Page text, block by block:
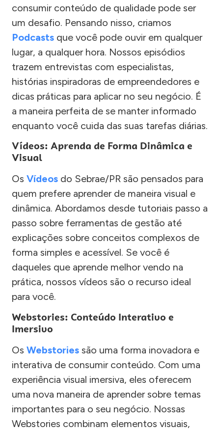
consumir conteúdo de qualidade pode ser
um desafio. Pensando nisso, criamos
Podcasts que você pode ouvir em qualquer
lugar, a qualquer hora. Nossos episódios
trazem entrevistas com especialistas,
histórias inspiradoras de empreendedores e
dicas práticas para aplicar no seu negócio. É
a maneira perfeita de se manter informado
enquanto você cuida das suas tarefas diárias.
Vídeos: Aprenda de Forma Dinâmica e
Visual
Os Vídeos do Sebrae/PR são pensados para
quem prefere aprender de maneira visual e
dinâmica. Abordamos desde tutoriais passo a
passo sobre ferramentas de gestão até
explicações sobre conceitos complexos de
forma simples e acessível. Se você é
daqueles que aprende melhor vendo na
prática, nossos vídeos são o recurso ideal
para você.
Webstories: Conteúdo Interativo e
Imersivo
Os Webstories são uma forma inovadora e
interativa de consumir conteúdo. Com uma
experiência visual imersiva, eles oferecem
uma nova maneira de aprender sobre temas
importantes para o seu negócio. Nossas
Webstories combinam elementos visuais,